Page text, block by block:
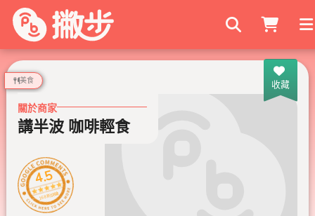
搜尋商家
收藏
美食
關於商家
講半波 咖啡輕食
4.5
168 則評論